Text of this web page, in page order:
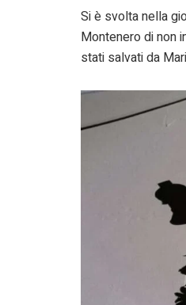
Si è svolta nella
Montenero di non
stati salvati da